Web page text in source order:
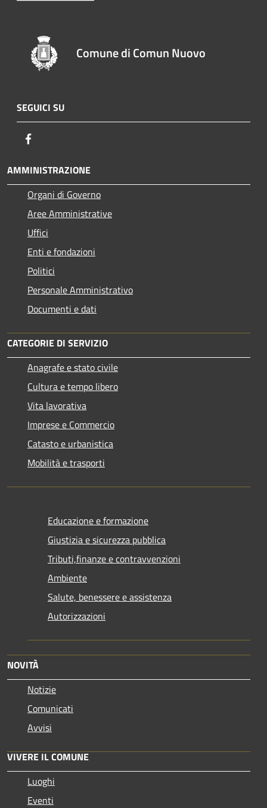
Comune di Comun Nuovo
SEGUICI SU
AMMINISTRAZIONE
Organi di Governo
Aree Amministrative
Uffici
Enti e fondazioni
Politici
Personale Amministrativo
Documenti e dati
CATEGORIE DI SERVIZIO
Anagrafe e stato civile
Cultura e tempo libero
Vita lavorativa
Imprese e Commercio
Catasto e urbanistica
Mobilità e trasporti
Educazione e formazione
Giustizia e sicurezza pubblica
Tributi,finanze e contravvenzioni
Ambiente
Salute, benessere e assistenza
Autorizzazioni
NOVITÀ
Notizie
Comunicati
Avvisi
VIVERE IL COMUNE
Luoghi
Eventi